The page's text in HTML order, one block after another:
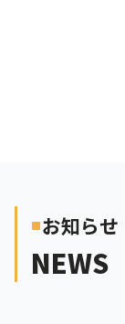
crop_square お知らせ
NEWS